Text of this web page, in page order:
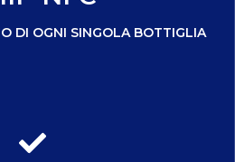
DI OGNI SINGOLA BOTTIGLIA